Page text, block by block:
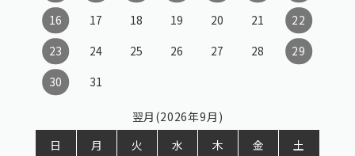
16
17 18 19 20 21
22
23
24 25 26 27 28
29
30
31
翌月(2026年9月)
日
月 火 水 木 金
土